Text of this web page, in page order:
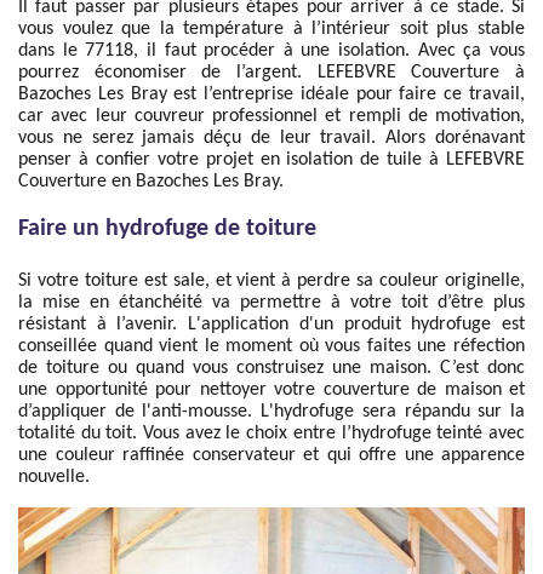
Il faut passer par plusieurs étapes pour arriver à ce stade. Si
vous voulez que la température à l’intérieur soit plus stable
dans le 77118, il faut procéder à une isolation. Avec ça vous
pourrez économiser de l’argent. LEFEBVRE Couverture à
Bazoches Les Bray est l’entreprise idéale pour faire ce travail,
car avec leur couvreur professionnel et rempli de motivation,
vous ne serez jamais déçu de leur travail. Alors dorénavant
penser à confier votre projet en isolation de tuile à LEFEBVRE
Couverture en Bazoches Les Bray.
Faire un hydrofuge de toiture
Si votre toiture est sale, et vient à perdre sa couleur originelle,
la mise en étanchéité va permettre à votre toit d’être plus
résistant à l’avenir. L'application d'un produit hydrofuge est
conseillée quand vient le moment où vous faites une réfection
de toiture ou quand vous construisez une maison. C’est donc
une opportunité pour nettoyer votre couverture de maison et
d’appliquer de l'anti-mousse. L'hydrofuge sera répandu sur la
totalité du toit. Vous avez le choix entre l’hydrofuge teinté avec
une couleur raffinée conservateur et qui offre une apparence
nouvelle.